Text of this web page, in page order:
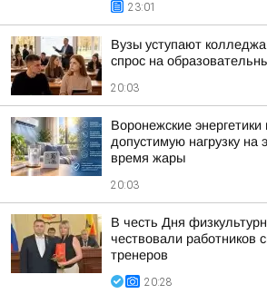
23:01
Вузы уступают
спрос на
20:03
Воронежские
допустимую нагрузку на
время жары
20:03
В честь Дня
чествовали работников
тренеров
20:28